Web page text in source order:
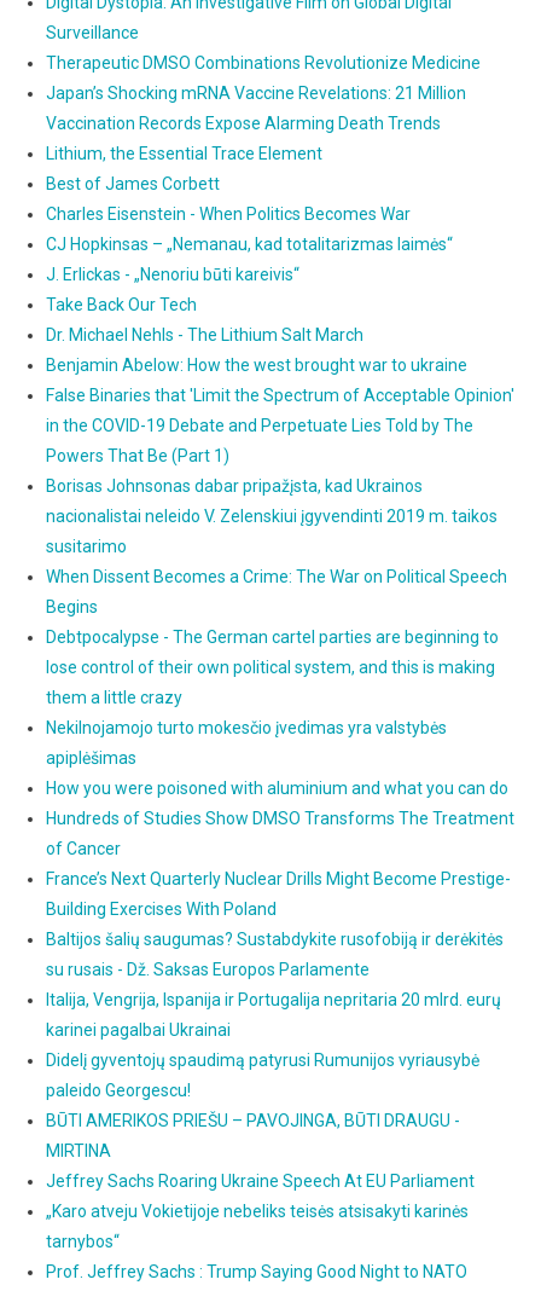
Surveillance
Therapeutic DMSO Combinations Revolutionize Medicine
Japan’s Shocking mRNA Vaccine Revelations: 21 Million
Vaccination Records Expose Alarming Death Trends
Lithium, the Essential Trace Element
Best of James Corbett
Charles Eisenstein - When Politics Becomes War
CJ Hopkinsas – „Nemanau, kad totalitarizmas laimės“
J. Erlickas - „Nenoriu būti kareivis“
Take Back Our Tech
Dr. Michael Nehls - The Lithium Salt March
Benjamin Abelow: How the west brought war to ukraine
False Binaries that 'Limit the Spectrum of Acceptable Opinion'
in the COVID-19 Debate and Perpetuate Lies Told by The
Powers That Be (Part 1)
Borisas Johnsonas dabar pripažįsta, kad Ukrainos
nacionalistai neleido V. Zelenskiui įgyvendinti 2019 m. taikos
susitarimo
When Dissent Becomes a Crime: The War on Political Speech
Begins
Debtpocalypse - The German cartel parties are beginning to
lose control of their own political system, and this is making
them a little crazy
Nekilnojamojo turto mokesčio įvedimas yra valstybės
apiplėšimas
How you were poisoned with aluminium and what you can do
Hundreds of Studies Show DMSO Transforms The Treatment
of Cancer
France’s Next Quarterly Nuclear Drills Might Become Prestige-
Building Exercises With Poland
Baltijos šalių saugumas? Sustabdykite rusofobiją ir derėkitės
su rusais - Dž. Saksas Europos Parlamente
Italija, Vengrija, Ispanija ir Portugalija nepritaria 20 mlrd. eurų
karinei pagalbai Ukrainai
Didelį gyventojų spaudimą patyrusi Rumunijos vyriausybė
paleido Georgescu!
BŪTI AMERIKOS PRIEŠU – PAVOJINGA, BŪTI DRAUGU -
MIRTINA
Jeffrey Sachs Roaring Ukraine Speech At EU Parliament
„Karo atveju Vokietijoje nebeliks teisės atsisakyti karinės
tarnybos“
Prof. Jeffrey Sachs : Trump Saying Good Night to NATO